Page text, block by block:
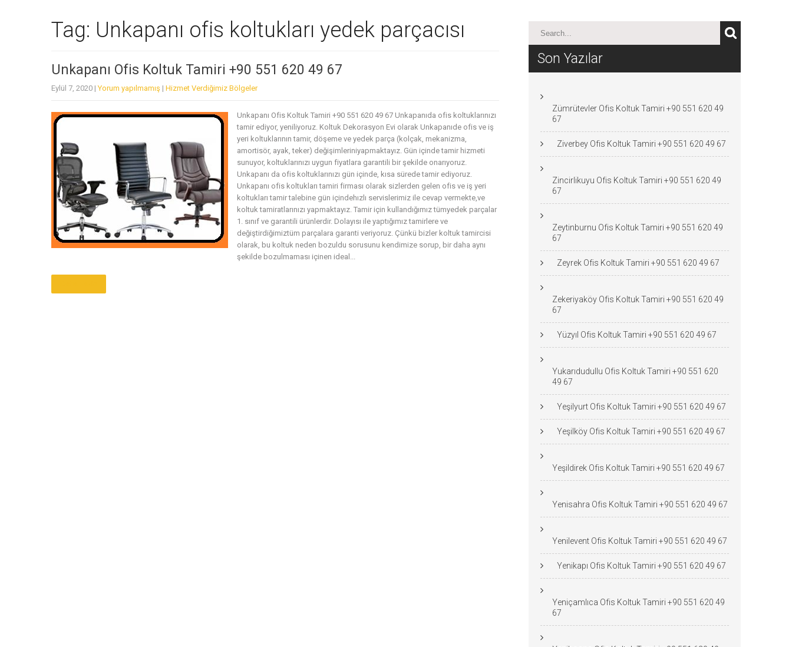
Tag: Unkapanı ofis koltukları yedek parçacısı
Unkapanı Ofis Koltuk Tamiri +90 551 620 49 67
Eylül 7, 2020 |Yorum yapılmamış | Hizmet Verdiğimiz Bölgeler
Unkapanı Ofis Koltuk Tamiri +90 551 620 49 67 Unkapanıda ofis koltuklarınızı
tamir ediyor, yeniliyoruz. Koltuk Dekorasyon Evi olarak Unkapanıde ofis ve iş
yeri koltuklarının tamir, döşeme ve yedek parça (kolçak, mekanizma,
amortisör, ayak, teker) değişimleriniyapmaktayız. Gün içinde tamir hizmeti
sunuyor, koltuklarınızı uygun fiyatlara garantili bir şekilde onarıyoruz.
Unkapanı da ofis koltuklarınızı gün içinde, kısa sürede tamir ediyoruz.
Unkapanı ofis koltukları tamiri firması olarak sizlerden gelen ofis ve iş yeri
koltukları tamir talebine gün içindehızlı servislerimiz ile cevap vermekte,ve
koltuk tamiratlarınızı yapmaktayız. Tamir için kullandığımız tümyedek parçalar
1. sınıf ve garantili ürünlerdir. Dolayısı ile yaptığımız tamirlere ve
değiştirdiğimiztüm parçalara garanti veriyoruz. Çünkü bizler koltuk tamircisi
olarak, bu koltuk neden bozuldu sorusunu kendimize sorup, bir daha aynı
şekilde bozulmaması içinen ideal...
Son Yazılar
Zümrütevler Ofis Koltuk Tamiri +90 551 620 49
67
Ziverbey Ofis Koltuk Tamiri +90 551 620 49 67
Zincirlikuyu Ofis Koltuk Tamiri +90 551 620 49
67
Zeytinburnu Ofis Koltuk Tamiri +90 551 620 49
67
Zeyrek Ofis Koltuk Tamiri +90 551 620 49 67
Zekeriyaköy Ofis Koltuk Tamiri +90 551 620 49
67
Yüzyıl Ofis Koltuk Tamiri +90 551 620 49 67
Yukarıdudullu Ofis Koltuk Tamiri +90 551 620
49 67
Yeşilyurt Ofis Koltuk Tamiri +90 551 620 49 67
Yeşilköy Ofis Koltuk Tamiri +90 551 620 49 67
Yeşildirek Ofis Koltuk Tamiri +90 551 620 49 67
Yenisahra Ofis Koltuk Tamiri +90 551 620 49 67
Yenilevent Ofis Koltuk Tamiri +90 551 620 49 67
Yenikapı Ofis Koltuk Tamiri +90 551 620 49 67
Yeniçamlıca Ofis Koltuk Tamiri +90 551 620 49
67